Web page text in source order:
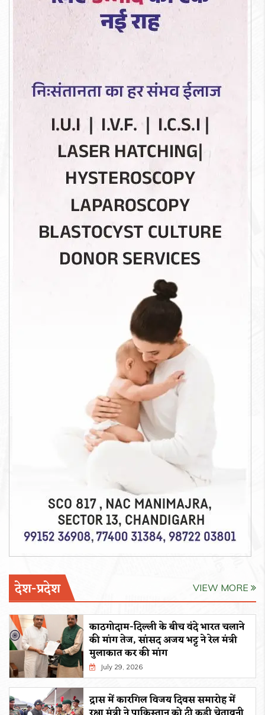
देश-प्रदेश VIEW MORE
काठगोदाम-दिल्ली के बीच वंदे भारत चलाने
की मांग तेज, सांसद अजय भट्ट ने रेल मंत्री
मुलाकात कर की मांग
July 29, 2026
द्रास में कारगिल विजय दिवस समारोह में